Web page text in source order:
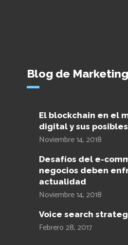
Blog de Marketing
El blockchain en el
digital y sus
Noviembre 14, 2018
Desafíos del e-
negocios deben
actualidad
Noviembre 14, 2018
Voice search
Febrero 28, 2017